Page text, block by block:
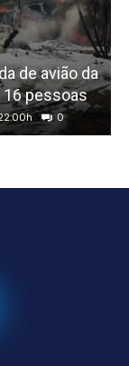
de avião da
16 pessoas
0